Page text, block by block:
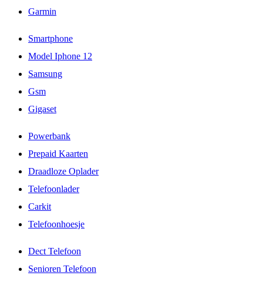
Garmin
Smartphone
Model Iphone 12
Samsung
Gsm
Gigaset
Powerbank
Prepaid Kaarten
Draadloze Oplader
Telefoonlader
Carkit
Telefoonhoesje
Dect Telefoon
Senioren Telefoon